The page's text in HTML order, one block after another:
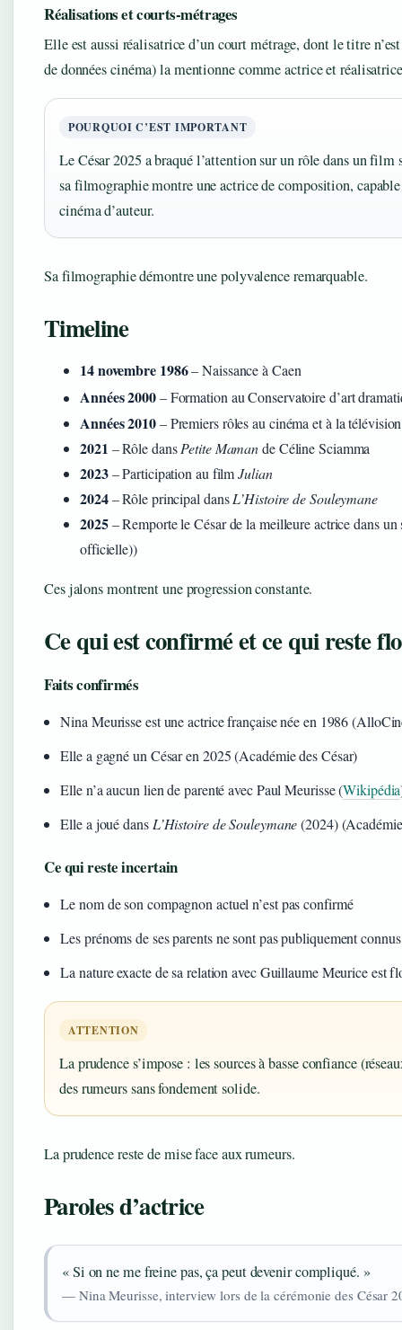
Réalisations et courts-métrages
Elle est aussi réalisatrice d’un court métrage, dont le titre
de données cinéma) la mentionne comme actrice et
POURQUOI C’EST IMPORTANT
Le César 2025 a braqué l’attention sur un rôle dans un
sa filmographie montre une actrice de composition, capable
cinéma d’auteur.
Sa filmographie démontre une polyvalence remarquable.
Timeline
14 novembre 1986– Naissance à Caen
Années 2000– Formation au Conservatoire d’art
Années 2010– Premiers rôles au cinéma et à la télévision
2021 – Rôle dansPetite Mamande Céline Sciamma
2023– Participation au filmJulian
2024– Rôle principal dansL’Histoire de Souleymane
2025– Remporte le César de la meilleure actrice dans
officielle))
Ces jalons montrent une progression constante.
Ce qui est confirmé et ce qui reste
Faits confirmés
Nina Meurisse est une actrice française née en 1986
Elle a gagné un César en 2025 (Académie des César)
Elle n’a aucun lien de parenté avec Paul Meurisse (Wikipédia
Elle a joué dans L’Histoire de Souleymane(2024)
Ce qui reste incertain
Le nom de son compagnon actuel n’est pas confirmé
Les prénoms de ses parents ne sont pas publiquement connus
La nature exacte de sa relation avec Guillaume Meurice est
ATTENTION
La prudence s’impose : les sources à basse confiance
des rumeurs sans fondement solide.
La prudence reste de mise face aux rumeurs.
Paroles d’actrice
« Si on ne me freine pas, ça peut devenir compliqué. »
— Nina Meurisse, interview lors de la cérémonie des César